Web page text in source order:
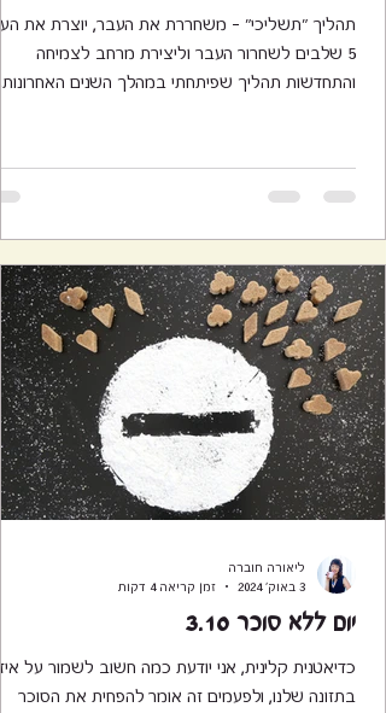
תהליך "תשליכי" – משחררת את העבר, יוצרת את
5 שלבים לשחרור העבר וליצירת מרחב לצמיחה
והתחדשות תהליך שפיתחתי במהלך השנים האחרונות,
יום ללא סוכר 3.10
כדיאטנית קלינית, אני יודעת כמה חשוב לשמור על
בתזונה שלנו, ולפעמים זה אומר להפחית את הסוכר
ליאורה חוברה
3 באוק׳ 2024
זמן קריאה 4 דקות